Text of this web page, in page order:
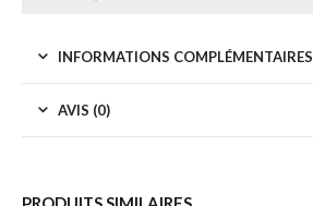
INFORMATIONS COMPLÉMENTAIRES
AVIS (0)